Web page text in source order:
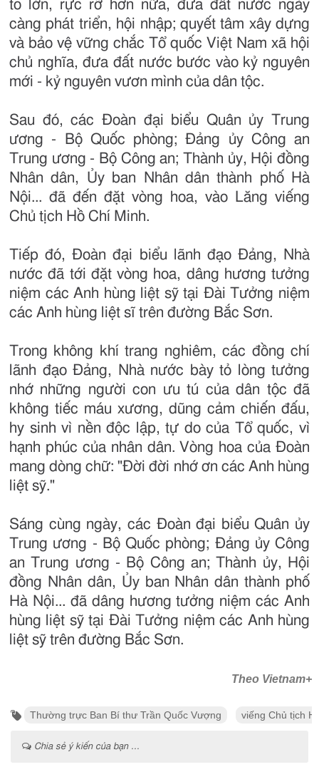
to lớn, rực rỡ hơn nữa, đưa đất nước ngày
càng phát triển, hội nhập; quyết tâm xây dựng
và bảo vệ vững chắc Tổ quốc Việt Nam xã hội
chủ nghĩa, đưa đất nước bước vào kỷ nguyên
mới - kỷ nguyên vươn mình của dân tộc.
Sau đó, các Đoàn đại biểu Quân ủy Trung
ương - Bộ Quốc phòng; Đảng ủy Công an
Trung ương - Bộ Công an; Thành ủy, Hội đồng
Nhân dân, Ủy ban Nhân dân thành phố Hà
Nội... đã đến đặt vòng hoa, vào Lăng viếng
Chủ tịch Hồ Chí Minh.
Tiếp đó, Đoàn đại biểu lãnh đạo Đảng, Nhà
nước đã tới đặt vòng hoa, dâng hương tưởng
niệm các Anh hùng liệt sỹ tại Đài Tưởng niệm
các Anh hùng liệt sĩ trên đường Bắc Sơn.
Trong không khí trang nghiêm, các đồng chí
lãnh đạo Đảng, Nhà nước bày tỏ lòng tưởng
nhớ những người con ưu tú của dân tộc đã
không tiếc máu xương, dũng cảm chiến đấu,
hy sinh vì nền độc lập, tự do của Tổ quốc, vì
hạnh phúc của nhân dân. Vòng hoa của Đoàn
mang dòng chữ: "Đời đời nhớ ơn các Anh hùng
liệt sỹ."
Sáng cùng ngày, các Đoàn đại biểu Quân ủy
Trung ương - Bộ Quốc phòng; Đảng ủy Công
an Trung ương - Bộ Công an; Thành ủy, Hội
đồng Nhân dân, Ủy ban Nhân dân thành phố
Hà Nội... đã dâng hương tưởng niệm các Anh
hùng liệt sỹ tại Đài Tưởng niệm các Anh hùng
liệt sỹ trên đường Bắc Sơn.
Theo Vietnam+
Thường trực Ban Bí thư Trần Quốc Vượng viếng Chủ tịch
Chia sẻ ý kiến của bạn ...